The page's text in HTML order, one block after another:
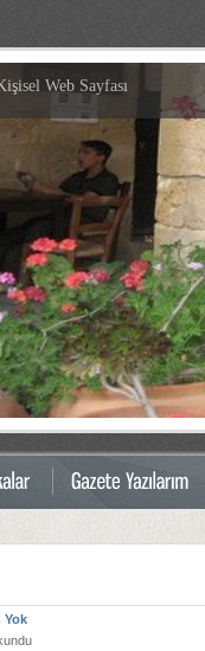
Web Sayfası
Yok